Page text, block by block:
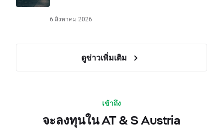
6 สิงหาคม 2026
ดูข่าวเพิ่มเติม
เข้าถึง
จะลงทุนใน AT & S Austria